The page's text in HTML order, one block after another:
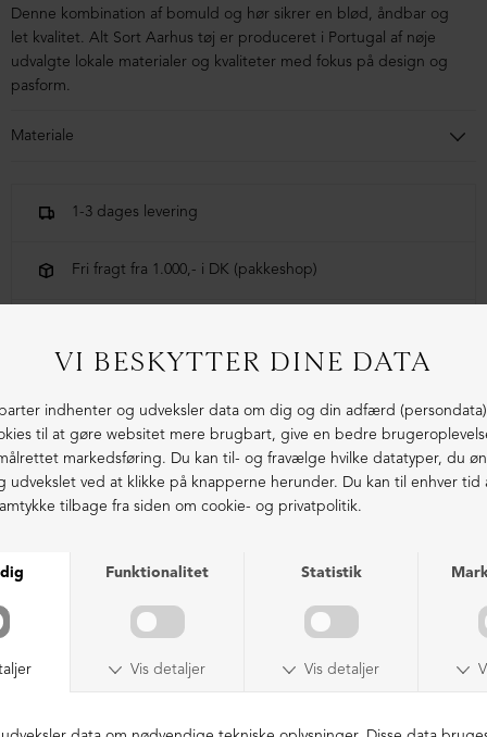
Denne kombination af bomuld og hør sikrer en blød, åndbar og
let kvalitet. Alt Sort Aarhus tøj er produceret i Portugal af nøje
udvalgte lokale materialer og kvaliteter med fokus på design og
pasform.
Materiale
1-3 dages levering
Fri fragt fra 1.000,- i DK (pakkeshop)
LIGNENDE PRODUKTER
ØKOLOGISK BOMULD ØKOLOGISK BOMULD